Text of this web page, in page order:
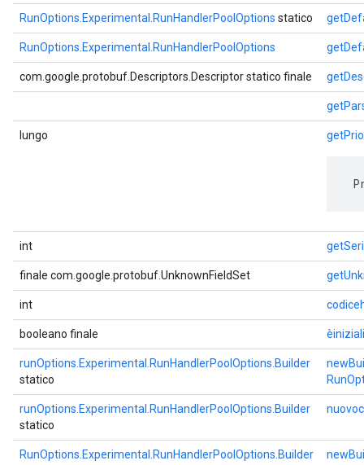
RunOptions.Experimental.RunHandlerPoolOptions statico
RunOptions.Experimental.RunHandlerPoolOptions
com.google.protobuf.Descriptors.Descriptor statico finale
lungo
int
finale com.google.protobuf.UnknownFieldSet
int
booleano finale
runOptions.Experimental.RunHandlerPoolOptions.Builder
statico
runOptions.Experimental.RunHandlerPoolOptions.Builder
statico
RunOptions.Experimental.RunHandlerPoolOptions.Builder